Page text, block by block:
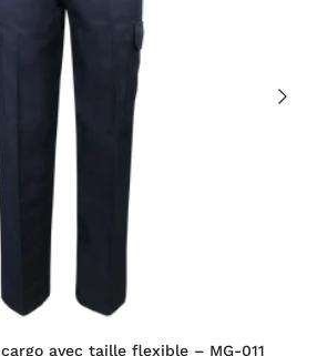
avec taille flexible – MG-011